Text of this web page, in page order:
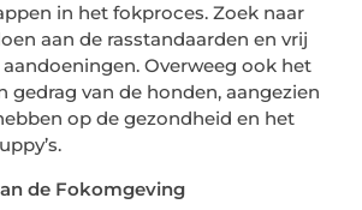
in het fokproces. Zoek naar
aan de rasstandaarden en vrij
Overweeg ook het
gedrag van de honden, aangezien
op de gezondheid en het
de Fokomgeving